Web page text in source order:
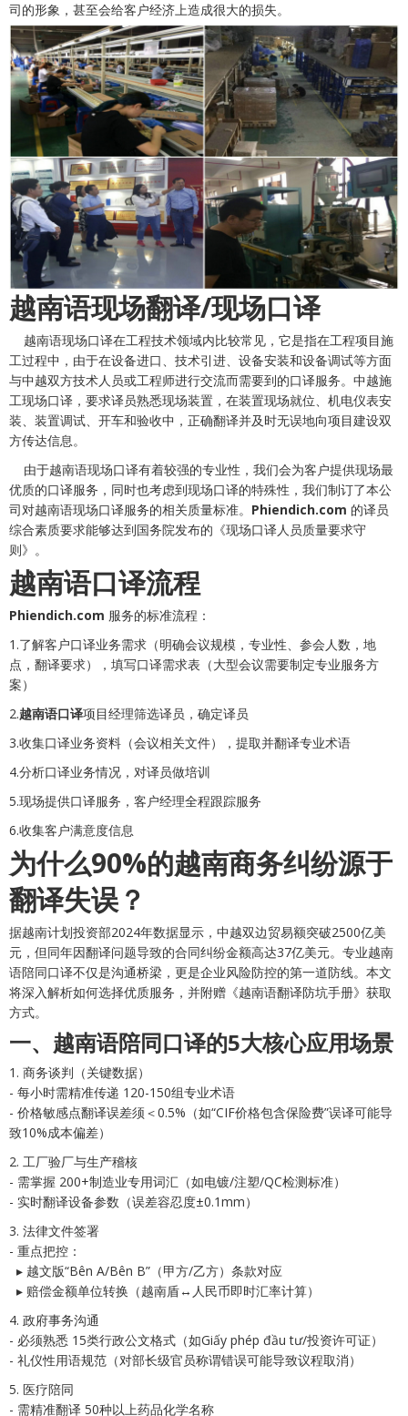
司的形象，甚至会给客户经济上造成很大的损失。
越南语现场翻译/现场口译
越南语现场口译在工程技术领域内比较常见，它是指在工程项目施
工过程中，由于在设备进口、技术引进、设备安装和设备调试等方面
与中越双方技术人员或工程师进行交流而需要到的口译服务。中越施
工现场口译，要求译员熟悉现场装置，在装置现场就位、机电仪表安
装、装置调试、开车和验收中，正确翻译并及时无误地向项目建设双
方传达信息。
由于越南语现场口译有着较强的专业性，我们会为客户提供现场最
优质的口译服务，同时也考虑到现场口译的特殊性，我们制订了本公
司对越南语现场口译服务的相关质量标准。 Phiendich.com 的译员
综合素质要求能够达到国务院发布的《现场口译人员质量要求守
则》。
越南语口译流程
Phiendich.com 服务的标准流程：
1.了解客户口译业务需求（明确会议规模，专业性、参会人数，地
点，翻译要求），填写口译需求表（大型会议需要制定专业服务方
案）
2.越南语口译项目经理筛选译员，确定译员
3.收集口译业务资料（会议相关文件），提取并翻译专业术语
4.分析口译业务情况，对译员做培训
5.现场提供口译服务，客户经理全程跟踪服务
6.收集客户满意度信息
为什么90%的越南商务纠纷源于
翻译失误？
据越南计划投资部2024年数据显示，中越双边贸易额突破2500亿美
元，但同年因翻译问题导致的合同纠纷金额高达37亿美元。专业越南
语陪同口译不仅是沟通桥梁，更是企业风险防控的第一道防线。本文
将深入解析如何选择优质服务，并附赠《越南语翻译防坑手册》获取
方式。
一、越南语陪同口译的5大核心应用场景
1. 商务谈判（关键数据）
- 每小时需精准传递 120-150组专业术语
- 价格敏感点翻译误差须＜0.5%（如“CIF价格包含保险费”误译可能导
致10%成本偏差）
2. 工厂验厂与生产稽核
- 需掌握 200+制造业专用词汇（如电镀/注塑/QC检测标准）
- 实时翻译设备参数（误差容忍度±0.1mm）
3. 法律文件签署
- 重点把控：
▸ 越文版“Bên A/Bên B”（甲方/乙方）条款对应
▸ 赔偿金额单位转换（越南盾↔人民币即时汇率计算）
4. 政府事务沟通
- 必须熟悉 15类行政公文格式（如Giấy phép đầu tư/投资许可证）
- 礼仪性用语规范（对部长级官员称谓错误可能导致议程取消）
5. 医疗陪同
- 需精准翻译 50种以上药品化学名称